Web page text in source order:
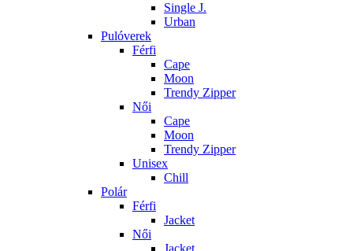
Single J.
Urban
Pulóverek
Férfi
Cape
Moon
Trendy Zipper
Női
Cape
Moon
Trendy Zipper
Unisex
Chill
Polár
Férfi
Jacket
Női
Jacket